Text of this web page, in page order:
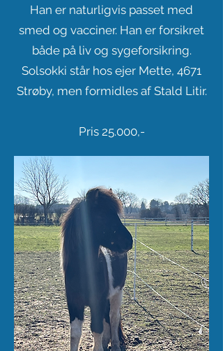
Han er naturligvis passet med
smed og vacciner. Han er forsikret
både på liv og sygeforsikring.
Solsokki står hos ejer Mette, 4671
Strøby, men formidles af Stald Litir.
Pris 25.000,-